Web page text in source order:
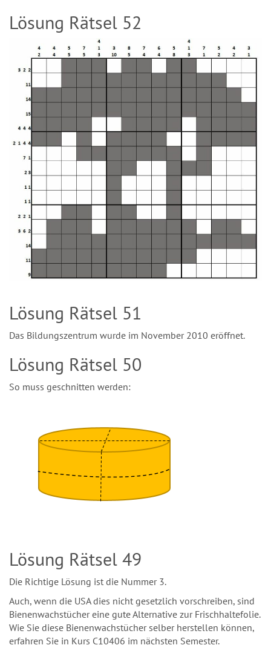
Lösung Rätsel 52
Lösung Rätsel 51
Das Bildungszentrum wurde im November 2010 eröffnet.
Lösung Rätsel 50
So muss geschnitten werden:
Lösung Rätsel 49
Die Richtige Lösung ist die Nummer 3.
Auch, wenn die USA dies nicht gesetzlich vorschreiben, sind
Bienenwachstücher eine gute Alternative zur Frischhaltefolie.
Wie Sie diese Bienenwachstücher selber herstellen können,
erfahren Sie in Kurs C10406 im nächsten Semester.